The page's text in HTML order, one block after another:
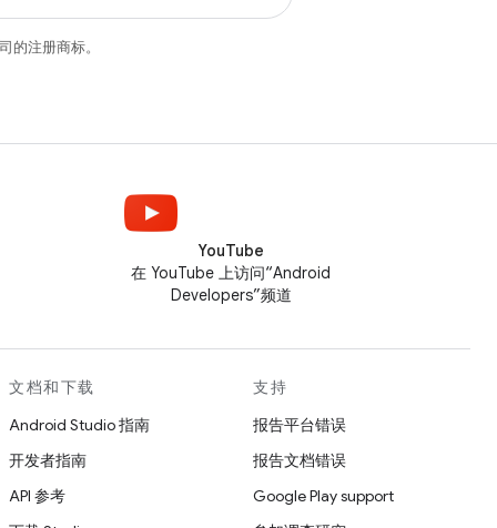
的注册商标。
YouTube
在 YouTube 上访问“Android
Developers”频道
文档和下载
Android Studio 指南
开发者指南
API 参考
支持
报告平台错误
报告文档错误
Google Play support